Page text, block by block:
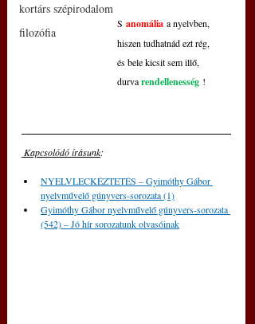
kortárs szépirodalom
filozófia
S anomália a nyelvben,
hiszen tudhatnád ezt rég,
és bele kicsit sem illő,
durva rendellenesség !
Kapcsolódó írásunk:
NYELVLECKÉZTETÉS – Gyimóthy Gábor
nyelvművelő gúnyvers-sorozata (1)
Gyimóthy Gábor nyelvművelő gúnyvers-sorozata
(542) – Jó hír sorozatunk olvasóinak